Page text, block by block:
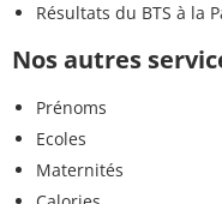
Résultats du BTS à la
Nos autres
Prénoms
Ecoles
Maternités